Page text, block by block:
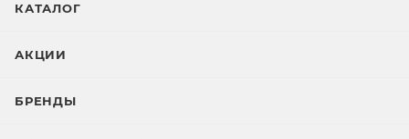
КАТАЛОГ
АКЦИИ
БРЕНДЫ